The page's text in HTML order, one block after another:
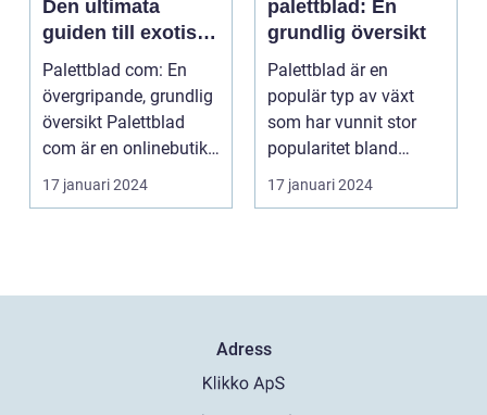
Den ultimata
guiden till exotiska
växter
Palettblad com: En
övergripande, grundlig
översikt Palettblad
com är en onlinebutik
och samlingspla...
17 januari 2024
palettblad: En
grundlig översikt
Palettblad är en
populär typ av växt
som har vunnit stor
popularitet bland
trädgårdsälskare.
Denna a...
17 januari 2024
Adress